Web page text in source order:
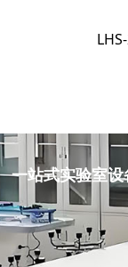
一站式实验室设